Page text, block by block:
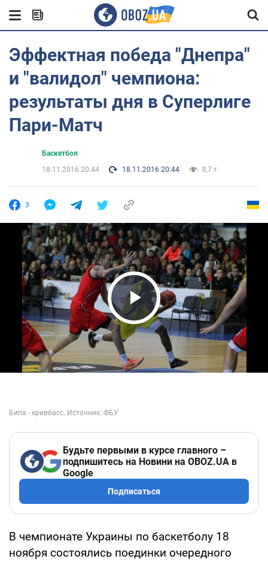
Эффектная победа "Днепра"
и "валидол" чемпиона:
результаты дня в Суперлиге
Пари-Матч
Баскетбол
18.11.2016 20:44
18.11.2016 20:44 8,7 т.
3
Play Video
Будьте первыми в курсе главного –
подпишитесь на Новини на OBOZ.UA в
Google
Подписаться
В чемпионате Украины по баскетболу 18
ноября состоялись поединки очередного